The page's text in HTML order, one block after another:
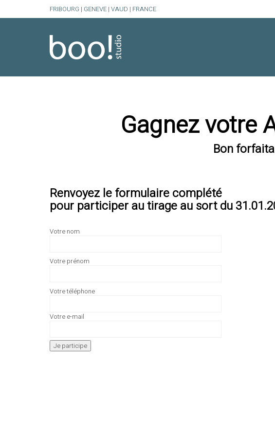
FRIBOURG | GENEVE | VAUD | FRANCE
Gagnez votre
Bon
Renvoyez le formulaire complété
pour participer au tirage au sortdu
Votre nom
Votre prénom
Votre téléphone
Votre e-mail